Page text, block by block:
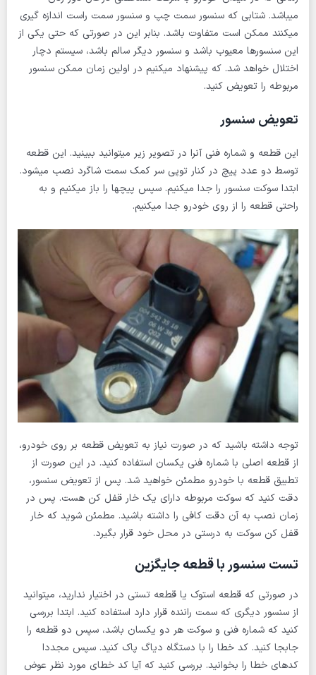
میباشد. شتابی که سنسور سمت چپ و سنسور سمت راست اندازه گیری
میکنند ممکن است متفاوت باشد. بنابر این در صورتی که حتی یکی از
این سنسورها معیوب باشد و سنسور دیگر سالم باشد، سیستم دچار
اختلال خواهد شد. که پیشنهاد میکنیم در اولین زمان ممکن سنسور
مربوطه را تعویض کنید.
تعویض سنسور
این قطعه و شماره فنی آنرا در تصویر زیر میتوانید ببینید. این قطعه
توسط دو عدد پیچ در کنار توپی سر کمک سمت شاگرد نصب میشود.
ابتدا سوکت سنسور را جدا میکنیم. سپس پیچها را باز میکنیم و به
راحتی قطعه را از روی خودرو جدا میکنیم.
توجه داشته باشید که در صورت نیاز به تعویض قطعه بر روی خودرو،
از قطعه اصلی با شماره فنی یکسان استفاده کنید. در این صورت از
تطبیق قطعه با خودرو مطمئن خواهید شد. پس از تعویض سنسور،
دقت کنید که سوکت مربوطه دارای یک خار قفل کن هست. پس در
زمان نصب به آن دقت کافی را داشته باشید. مطمئن شوید که خار
قفل کن سوکت به درستی در محل خود قرار بگیرد.
تست سنسور با قطعه جایگزین
در صورتی که قطعه استوک یا قطعه تستی در اختیار ندارید، میتوانید
از سنسور دیگری که سمت راننده قرار دارد استفاده کنید. ابتدا بررسی
کنید که شماره فنی و سوکت هر دو یکسان باشد، سپس دو قطعه را
جابجا کنید. کد خطا را با دستگاه دیاگ پاک کنید. سپس مجددا
کدهای خطا را بخوانید. بررسی کنید که آیا کد خطای مورد نظر عوض